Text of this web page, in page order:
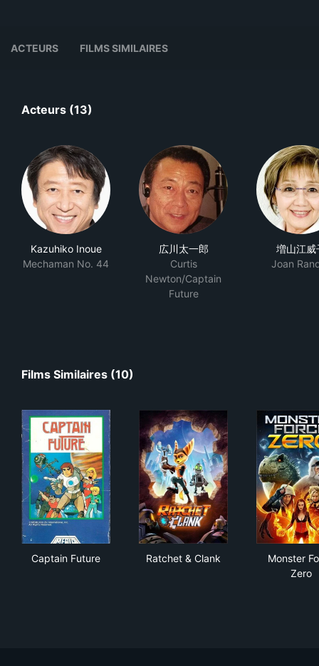
ACTEURS FILMS SIMILAIRES
Acteurs (13)
Kazuhiko Inoue
Mechaman No. 44
広川太一郎
Curtis
Newton/Captain
Future
増山江威
Joan
Films Similaires (10)
Captain Future Ratchet & Clank
Monster
Zero